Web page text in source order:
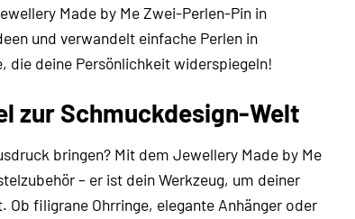
Made by Me Zwei-Perlen-Pin in
und verwandelt einfache Perlen in
die deine Persönlichkeit widerspiegeln!
zur Schmuckdesign-Welt
bringen? Mit dem Jewellery Made by Me
– er ist dein Werkzeug, um deiner
filigrane Ohrringe, elegante Anhänger oder